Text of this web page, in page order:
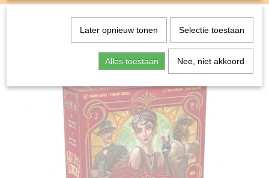
Spellen & Puzzels> Kronologic - Bordspel
Later opnieuw tonen Selectie toestaan
Alles toestaan Nee, niet akkoord